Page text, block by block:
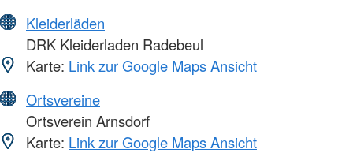
Kleiderläden
DRK Kleiderladen Radebeul
Karte: Link zur Google Maps Ansicht
Ortsvereine
Ortsverein Arnsdorf
Karte: Link zur Google Maps Ansicht